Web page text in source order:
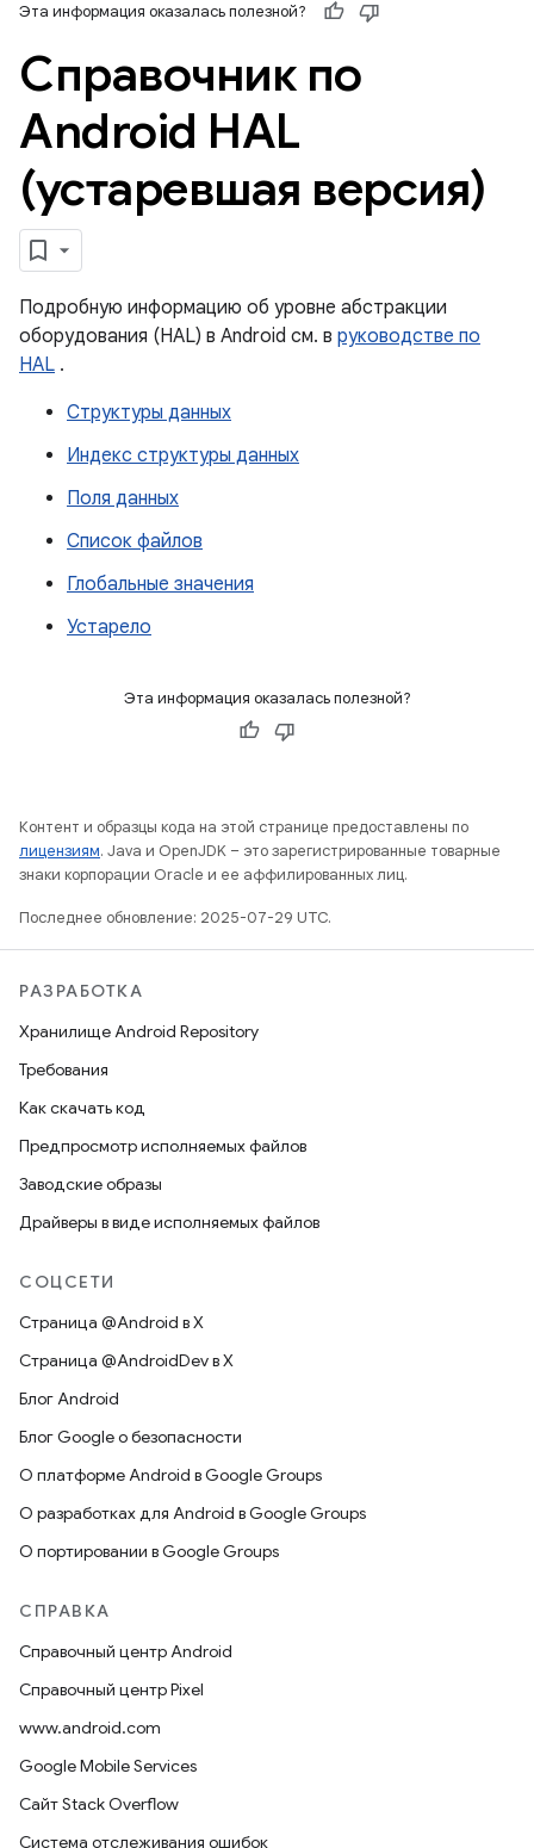
Эта информация оказалась полезной?
Справочник по
Android HAL
(устаревшая версия)
Подробную информацию об уровне абстракции
оборудования (HAL) в Android см. в руководстве по
HAL .
Структуры данных
Индекс структуры данных
Поля данных
Список файлов
Глобальные значения
Устарело
Эта информация оказалась полезной?
Контент и образцы кода на этой странице предоставлены по
лицензиям. Java и OpenJDK – это зарегистрированные товарные
знаки корпорации Oracle и ее аффилированных лиц.
Последнее обновление: 2025-07-29 UTC.
РАЗРАБОТКА
Хранилище Android Repository
Требования
Как скачать код
Предпросмотр исполняемых файлов
Заводские образы
Драйверы в виде исполняемых файлов
СОЦСЕТИ
Страница @Android в X
Страница @AndroidDev в X
Блог Android
Блог Google о безопасности
О платформе Android в Google Groups
О разработках для Android в Google Groups
О портировании в Google Groups
СПРАВКА
Справочный центр Android
Справочный центр Pixel
www.android.com
Google Mobile Services
Сайт Stack Overflow
Система отслеживания ошибок